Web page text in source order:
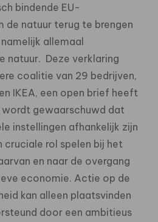
bindende EU-
de natuur terug te brengen
allemaal
natuur. Deze verklaring
coalitie van 29 bedrijven,
IKEA, een open brief heeft
gewaarschuwd dat
instellingen afhankelijk zijn
cruciale rol spelen bij het
en naar de overgang
economie. Actie op de
kan alleen plaatsvinden
door een ambitieus